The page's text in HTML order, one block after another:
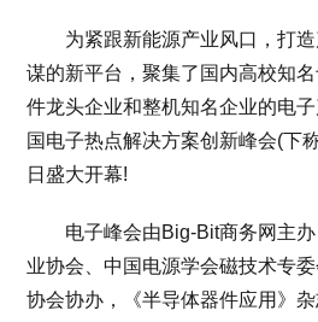
为紧跟新能源产业风口，打造
谋的新平台，聚集了国内高校知
件龙头企业和整机知名企业的电
国电子热点解决方案创新峰会(下
日盛大开幕!
电子峰会由Big-Bit商务网主办
业协会、中国电源学会磁技术专
协会协办，《半导体器件应用》